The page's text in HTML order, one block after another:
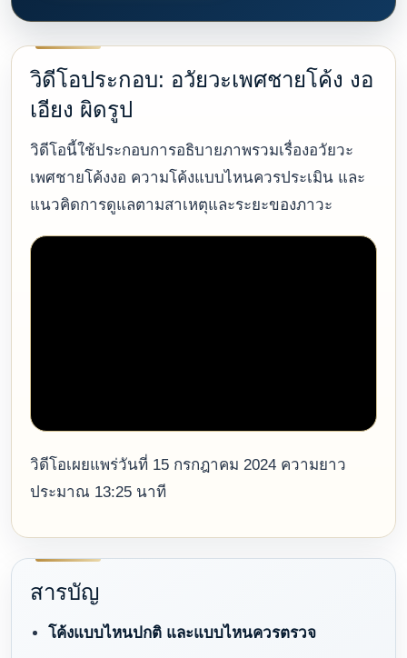
วิดีโอประกอบ: อวัยวะเพศชายโค้ง งอ
เอียง ผิดรูป
วิดีโอนี้ใช้ประกอบการอธิบายภาพรวมเรื่องอวัยวะ
เพศชายโค้งงอ ความโค้งแบบไหนควรประเมิน และ
แนวคิดการดูแลตามสาเหตุและระยะของภาวะ
วิดีโอเผยแพร่วันที่ 15 กรกฎาคม 2024 ความยาว
ประมาณ 13:25 นาที
สารบัญ
โค้งแบบไหนปกติ และแบบไหนควรตรวจ